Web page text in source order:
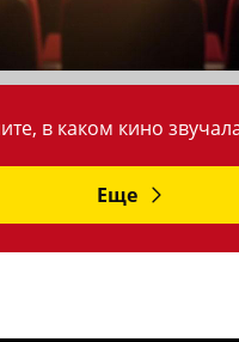
в каком кино
Еще